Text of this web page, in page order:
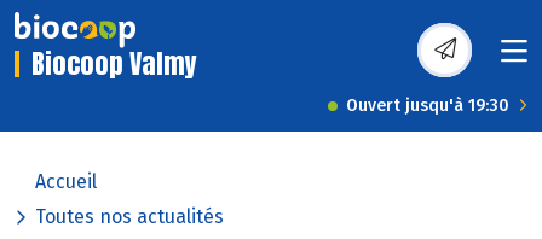
Biocoop Valmy
Ouvert jusqu'à 19:30
Accueil
Toutes nos actualités